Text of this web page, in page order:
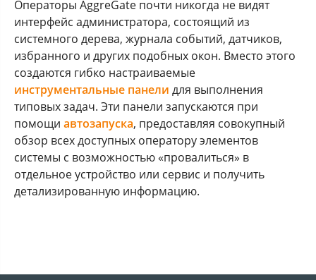
Операторы AggreGate почти никогда не видят
интерфейс администратора, состоящий из
системного дерева, журнала событий, датчиков,
избранного и других подобных окон. Вместо этого
создаются гибко настраиваемые
инструментальные панели для выполнения
типовых задач. Эти панели запускаются при
помощи автозапуска, предоставляя совокупный
обзор всех доступных оператору элементов
системы с возможностью «провалиться» в
отдельное устройство или сервис и получить
детализированную информацию.